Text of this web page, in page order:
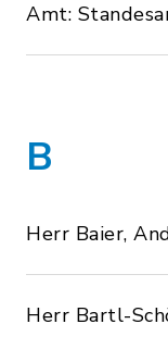
Amt:
B
Herr Baier,
Herr Bartl-